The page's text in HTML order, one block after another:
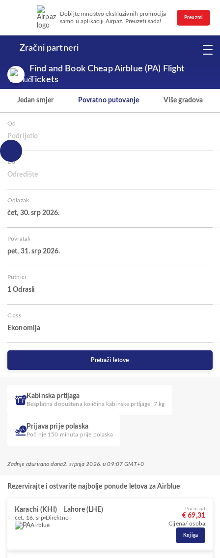
Dobijte mnoštvo ekskluzivnih promocija
samo u aplikaciji Airpaz. Preuzeti sada!
Preuzmi
Zračni partneri
Find and Book Cheap Airblue (PA) Flight
Tickets
Jedan smjer Povratno putovanje Više gradova
Od
Podrijetlo
Do
Odredište
Odlazak
čet, 30. srp 2026.
Povratak
pet, 31. srp 2026.
Putnici
1 Odrasli
Class
Ekonomija
Pretraži letove
Kabinska prtljaga
Besplatna dopuštena količina kabinske prtljage: 7 kg
Prijava prije polaska
Počinje 150 minuta prije polaska
Zadnje ažurirano dana2. srpnja 2026. u 09:07 GMT+0
Rezervirajte i ostvarite najbolje ponude letova za Airblue
Karachi (KHI) Lahore (LHE)
čet, 16. srp Direktno
Airblue
Počni od
€ 69,31
Cijena/ osoba
Knjiga